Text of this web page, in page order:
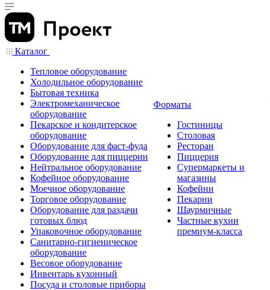
Каталог
Тепловое оборудование
Холодильное оборудование
Бытовая техника
Электромеханическое
оборудование
Пекарское и кондитерское
оборудование
Оборудование для фаст-фуда
Оборудование для пиццерии
Нейтральное оборудование
Кофейное оборудование
Моечное оборудование
Торговое оборудование
Оборудование для раздачи
готовых блюд
Упаковочное оборудование
Санитарно-гигиеническое
оборудование
Весовое оборудование
Инвентарь кухонный
Посуда и столовые приборы
Форматы
Гостиницы
Столовая
Ресторан
Пиццерия
Супермаркеты и
магазины
Кофейни
Пекарни
Шаурмичные
Частные кухни
премиум-класса